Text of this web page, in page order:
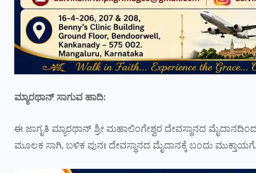
ಮ್ಯಾರಥಾನ್ ಸಾಗುವ ಹಾದಿ:
ಈ ಜಾಗೃತಿ ಮ್ಯಾರಥಾನ್ ಶ್ರೀ ಮಹಾಲಿಂಗೇಶ್ವರ ದೇವಸ್ಥಾನದ
ಮೂಲಕ ಸಾಗಿ, ಬಳಿಕ ಪುನಃ ದೇವಸ್ಥಾನದ ಮೈದಾನಕ್ಕೆ ಬಂದು